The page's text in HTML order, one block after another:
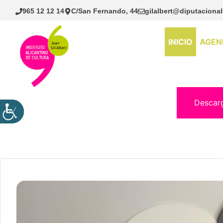
Saltar
965 12 12 14 C/San Fernando, 44
INICIO